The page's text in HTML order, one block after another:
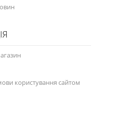
човнів
саду
користування сайтом